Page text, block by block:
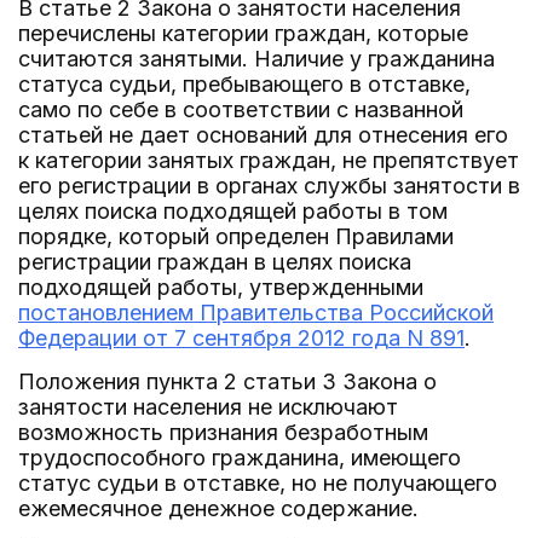
В статье 2 Закона о занятости населения
перечислены категории граждан, которые
считаются занятыми. Наличие у гражданина
статуса судьи, пребывающего в отставке,
само по себе в соответствии с названной
статьей не дает оснований для отнесения его
к категории занятых граждан, не препятствует
его регистрации в органах службы занятости в
целях поиска подходящей работы в том
порядке, который определен Правилами
регистрации граждан в целях поиска
подходящей работы, утвержденными
постановлением Правительства Российской
Федерации от 7 сентября 2012 года N 891.
Положения пункта 2 статьи 3 Закона о
занятости населения не исключают
возможность признания безработным
трудоспособного гражданина, имеющего
статус судьи в отставке, но не получающего
ежемесячное денежное содержание.